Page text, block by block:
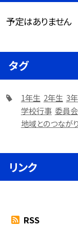
予定はありません
タグ
1年生 2年生 3
学校行事 委員
地域とのつながり
リンク
RSS